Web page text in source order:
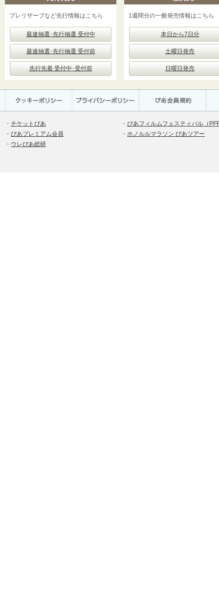
プレリザーブなど先行情報はこちら
最速抽選･先行抽選 受付中
最速抽選･先行抽選 受付前
先行先着 受付中･受付前
1週間分の一般発売情報はこちら
本日から7日分
土曜日発売
日曜日発売
・ チケットぴあ
・ ぴあプレミアム会員
・ ウレぴあ総研
・ ぴあフィルムフェスティバル（
・ ホノルルマラソン ぴあツアー